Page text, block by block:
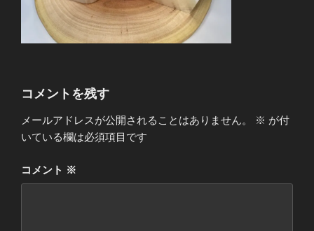
コメントを残す
メールアドレスが公開されることはありません。 ※ が付
いている欄は必須項目です
コメント ※